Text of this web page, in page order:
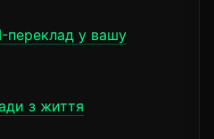
переклад у вашу
з життя